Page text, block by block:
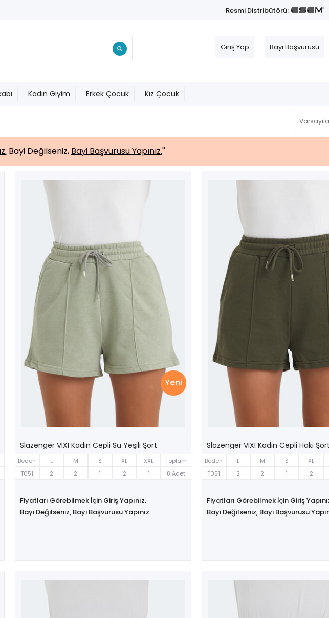
Resmi Distribütörü:
Bayi Başvurusu
Giriş Yap
Kadın Giyim Erkek Çocuk Kız Çocuk
Bayi Değilseniz, Bayi Başvurusu Yapınız.''
Yeni
Slazenger VIXI Kadın Cepli Su Yeşili Şort
Beden L M S XL XXL
Toplam
T051
2 2 1 2 1 8 Adet
Fiyatları Görebilmek İçin Giriş Yapınız.
Bayi Değilseniz, Bayi Başvurusu Yapınız.
Slazenger VIXI Kadın Cepli Haki
Beden L M S
XL
T051
2 2 1 2
Fiyatları Görebilmek İçin Giriş
Bayi Değilseniz, Bayi Başvurusu